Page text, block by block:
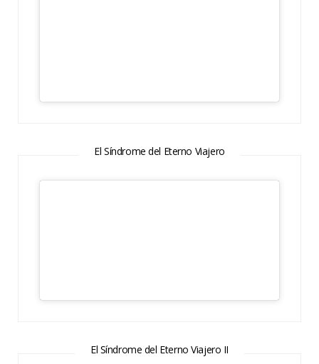
El Síndrome del Eterno Viajero
El Síndrome del Eterno Viajero II